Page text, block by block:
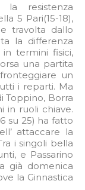
resistenza
5 Pari(15-18),
travolta dallo
la differenza
termini fisici,
una partita
un
i reparti. Ma
Toppino, Borra
in ruoli chiave.
su 25) ha fatto
attaccare la
i singoli bella
e Passarino
già domenica
la Ginnastica